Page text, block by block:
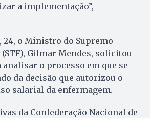
a implementação”,
24, o Ministro do Supremo
Gilmar Mendes, solicitou
o processo em que se
da decisão que autorizou o
salarial da enfermagem.
da Confederação Nacional de